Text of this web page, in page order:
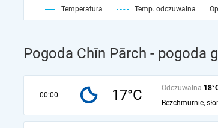
Temperatura Temp. odczuwalna
Pogoda Chīn Pārch - pogoda
00:00 17°C Odczuwalna
Bezchmurnie,